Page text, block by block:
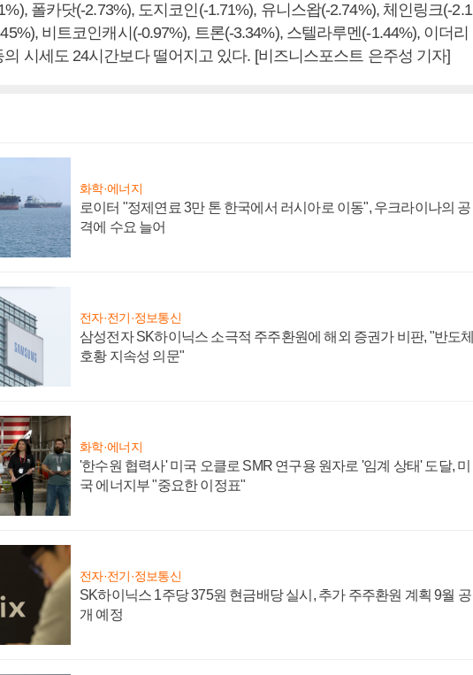
폴카닷(-2.73%), 도지코인(-1.71%), 유니스왑(-2.74%), 체인링크(-2.1
비트코인캐시(-0.97%), 트론(-3.34%), 스텔라루멘(-1.44%), 이더리
의 시세도 24시간보다 떨어지고 있다. [비즈니스포스트 은주성 기자]
화학·에너지
로이터 "정제연료 3만 톤 한국에서 러시아로 이동", 우크라이나의 공
격에 수요 늘어
전자·전기·정보통신
삼성전자 SK하이닉스 소극적 주주환원에 해외 증권가 비판, "반도체
호황 지속성 의문"
화학·에너지
'한수원 협력사' 미국 오클로 SMR 연구용 원자로 '임계 상태' 도달, 미
국 에너지부 "중요한 이정표"
전자·전기·정보통신
SK하이닉스 1주당 375원 현금배당 실시, 추가 주주환원 계획 9월 공
개 예정